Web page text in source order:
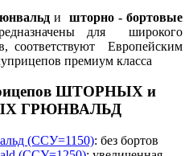
и шторно - бортовые
для широкого
соответствуют Европейским
премиум класса
ШТОРНЫХ и
ГРЮНВАЛЬД
(ССУ=1150): без бортов